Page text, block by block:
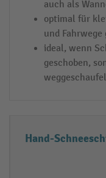
i
e
b
e
r
s
d
E
i
n
s
z
auch als
optimal für
und Fahrwege
ideal, wenn
geschoben,
Hand-